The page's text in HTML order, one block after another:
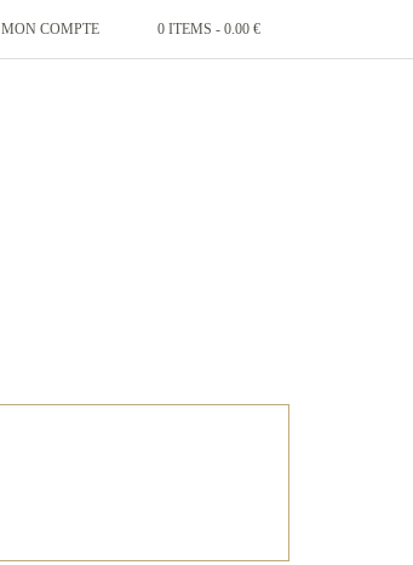
MON COMPTE 0 ITEMS - 0.00 €